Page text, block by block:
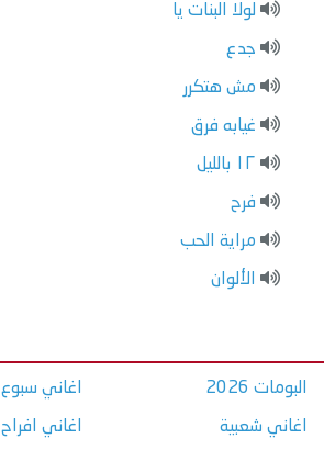
لولا البنات يا
جدع
مش هتكرر
غيابه فرق
١٢ بالليل
فرح
مراية الحب
الألوان
البومات 2026
اغاني شعبية
اغاني سبوع
اغاني افراح